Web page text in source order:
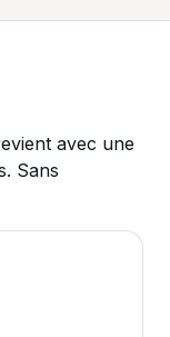
avec une
Sans